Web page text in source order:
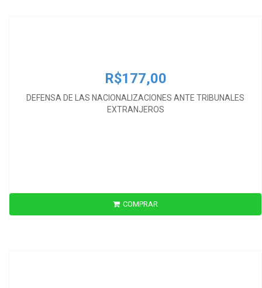
R$177,00
DEFENSA DE LAS NACIONALIZACIONES ANTE TRIBUNALES
EXTRANJEROS
COMPRAR
R$390,00